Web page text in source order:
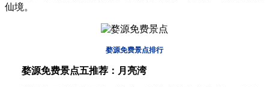
仙境。
婺源免费景点排行
婺源免费景点五推荐：月亮湾